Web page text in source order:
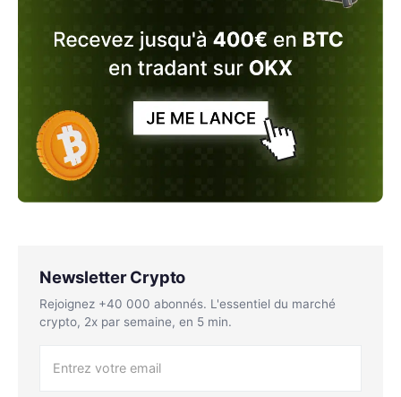
Newsletter Crypto
Rejoignez +40 000 abonnés. L'essentiel du marché
crypto, 2x par semaine, en 5 min.